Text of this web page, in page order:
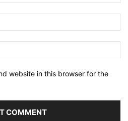
website in this browser for the